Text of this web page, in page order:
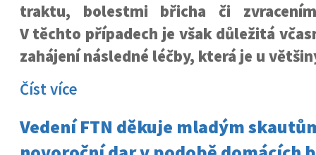
traktu, bolestmi břicha či
V těchto případech je však důležitá
zahájení následné léčby, která je u
Číst více
Vedení FTN děkuje mladým